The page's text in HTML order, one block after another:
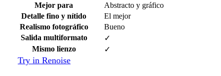
Mejor para
Abstracto y gráfico
Detalle fino y nítido
El mejor
Realismo fotográfico
Bueno
Salida multiformato
✓
Mismo lienzo
✓
Try in Renoise